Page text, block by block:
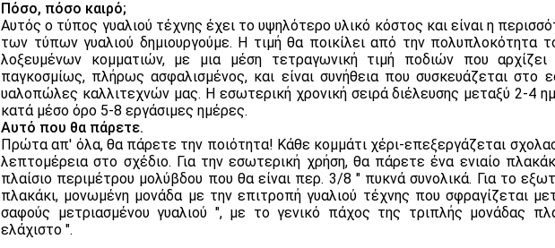
Πόσο, πόσο καιρό;
Αυτός ο τύπος γυαλιού τέχνης έχει το υψηλότερο υλικό κόστος και είναι η
των τύπων γυαλιού δημιουργούμε. Η τιμή θα ποικίλει από την πολυπλοκότητα
λοξευμένων κομματιών, με μια μέση τετραγωνική τιμή ποδιών που
παγκοσμίως, πλήρως ασφαλισμένος, και είναι συνήθεια που συσκευάζεται στο
υαλοπώλες καλλιτεχνών μας. Η εσωτερική χρονική σειρά διέλευσης μεταξύ 2-4
κατά μέσο όρο 5-8 εργάσιμες ημέρες.
Αυτό που θα πάρετε.
Πρώτα απ' όλα, θα πάρετε την ποιότητα! Κάθε κομμάτι χέρι-επεξεργάζεται
λεπτομέρεια στο σχέδιο. Για την εσωτερική χρήση, θα πάρετε ένα ενιαίο
πλαίσιο περιμέτρου μολύβδου που θα είναι περ. 3/8 ″ πυκνά συνολικά. Για το
πλακάκι, μονωμένη μονάδα με την επιτροπή γυαλιού τέχνης που σφραγίζεται
σαφούς μετριασμένου γυαλιού ″, με το γενικό πάχος της τριπλής μονάδας
ελάχιστο ″.